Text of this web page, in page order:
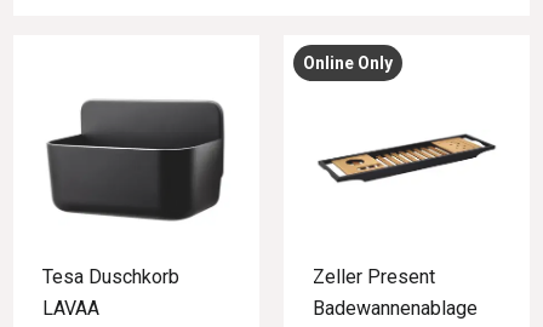
Tesa Duschkorb
LAVAA
Online Only
Zeller Present
Badewannenablage